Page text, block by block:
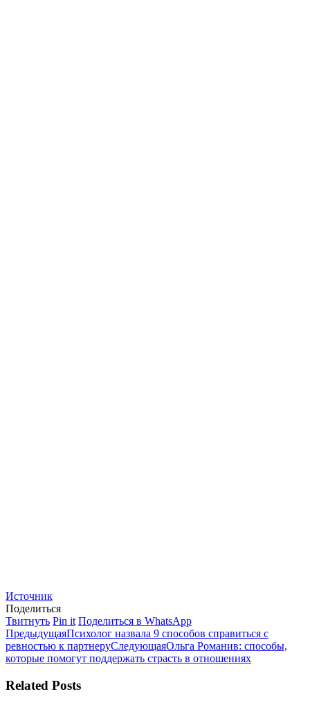
Источник
Поделиться
ТвитнутьПоделиться
в
Twitter
Pin itПоделиться
в
Pinterest
Поделиться в WhatsAppПоделиться
в
WhatsApp
Навигация
по
ПредыдущаяПредыдущая
запись:
Психолог назвала 9 способов справиться с
ревностью к партнеруСледующаяСледующая
запись:
Ольга Романив: способы,
которые помогут поддержать страсть в отношениях
Related Posts